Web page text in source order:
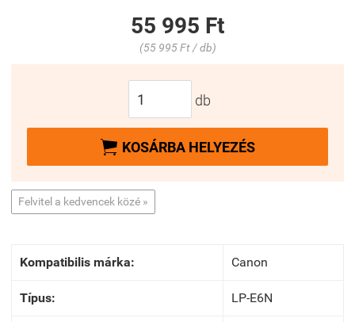
55 995 Ft
(55 995 Ft / db)
db
 KOSÁRBA HELYEZÉS
Felvitel a kedvencek közé »
Kompatibilis márka: Canon
Típus: LP-E6N